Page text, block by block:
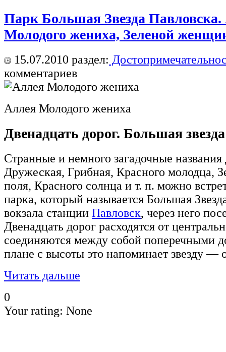
Парк Большая Звезда
Молодого жениха, Зеленой
15.07.2010 раздел:
комментариев
Аллея Молодого жениха
Двенадцать дорог. Большая
Странные и немного загадочные
Дружеская, Грибная, Красного молодца,
поля, Красного солнца и т. п. можно
парка, который называется Большая
вокзала станции Павловск, через него
Двенадцать дорог расходятся от
соединяются между собой поперечными
плане с высоты это напоминает звезду —
Читать дальше
0
Your rating: None